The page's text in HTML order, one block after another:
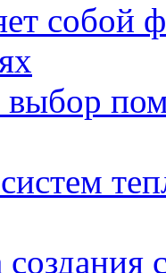
собой